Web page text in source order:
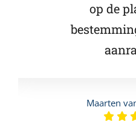
op de
Maarten